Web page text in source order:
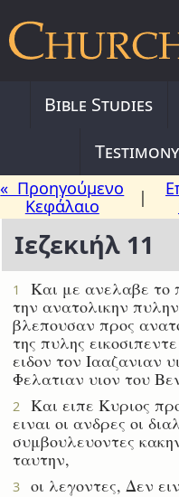
Bible Studies
« Προηγούμενο
Κεφάλαιο
|
Ιεζεκιήλ 11
1
Και με ανελαβε το
την ανατολικην
βλεπουσαν προς
της πυλης
ειδον τον Ιααζανιαν
Φελατιαν υιον του
2
Και ειπε Κυριος
ειναι οι ανδρες οι
συμβουλευοντες
ταυτην,
3
οι λεγοντες, Δεν